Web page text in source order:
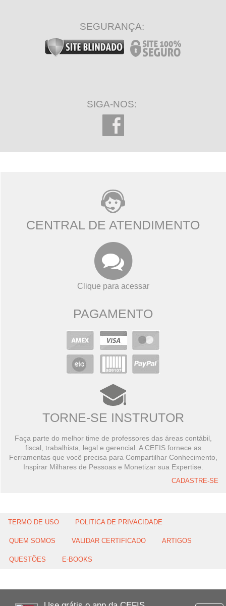
SEGURANÇA:
SIGA-NOS:
CENTRAL DE ATENDIMENTO
Clique para acessar
PAGAMENTO
TORNE-SE INSTRUTOR
Faça parte do melhor time de professores das áreas contábil,
fiscal, trabalhista, legal e gerencial. A CEFIS fornece as
Ferramentas que você precisa para Compartilhar Conhecimento,
Inspirar Milhares de Pessoas e Monetizar sua Expertise.
CADASTRE-SE
TERMO DE USO POLITICA DE PRIVACIDADE
QUEM SOMOS VALIDAR CERTIFICADO ARTIGOS
QUESTÕES E-BOOKS